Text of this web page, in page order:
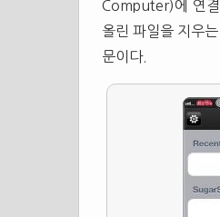
Computer)에 연결
올린 파일을 지우
문이다.